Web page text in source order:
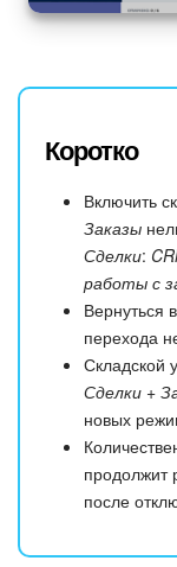
Коротко
Включить
Заказы
Сделки:
работы с
Вернуться
перехода
Складской
Сделки +
новых
продолжит
после